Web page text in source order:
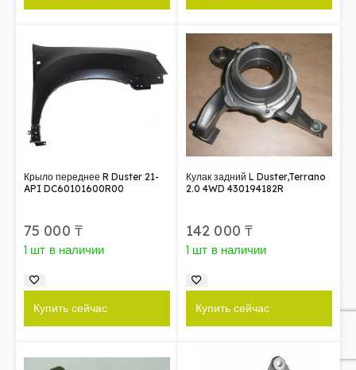
Крыло переднее R Duster 21-
API DC60101600R00
75 000 ₸
1 шт в наличии
Купить сейчас
Кулак задний L Duster,Terrano
2.0 4WD 430194182R
142 000 ₸
1 шт в наличии
Купить сейчас